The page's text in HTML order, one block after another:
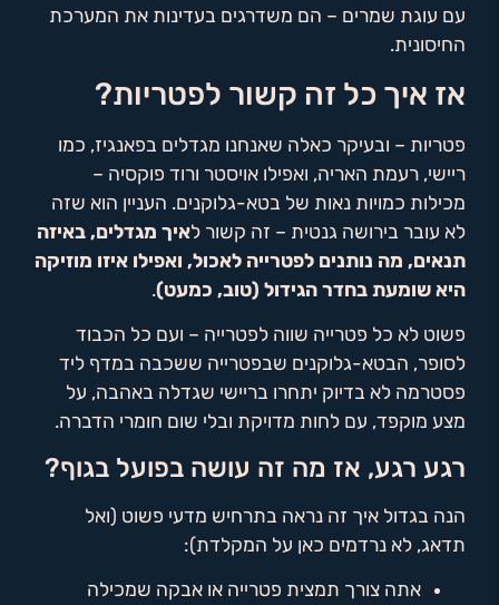
עם עוגת שמרים – הם משדרגים בעדינות את המערכת
החיסונית.
אז איך כל זה קשור לפטריות?
פטריות – ובעיקר כאלה שאנחנו מגדלים בפאנגיז, כמו
ריישי, רעמת האריה, ואפילו אויסטר ורוד פוקסיה –
מכילות כמויות נאות של בטא-גלוקנים. העניין הוא שזה
לא עובר בירושה גנטית – זה קשור לאיך מגדלים, באיזה
תנאים, מה נותנים לפטרייה לאכול, ואפילו איזו מוזיקה
היא שומעת בחדר הגידול (טוב, כמעט).
פשוט לא כל פטרייה שווה לפטרייה – ועם כל הכבוד
לסופר, הבטא-גלוקנים שבפטרייה ששכבה במדף ליד
פסטרמה לא בדיוק יתחרו בריישי שגדלה באהבה, על
מצע מוקפד, עם לחות מדויקת ובלי שום חומרי הדברה.
רגע רגע, אז מה זה עושה בפועל בגוף?
הנה בגדול איך זה נראה בתרחיש מדעי פשוט (ואל
תדאג, לא נרדמים כאן על המקלדת):
אתה צורך תמצית פטרייה או אבקה שמכילה